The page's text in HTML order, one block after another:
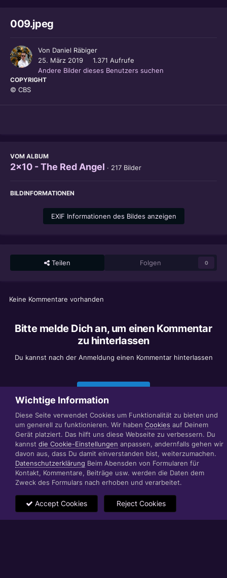
009.jpeg
Von Daniel Räbiger
25. März 2019
1.371 Aufrufe
Andere Bilder dieses Benutzers suchen
COPYRIGHT
© CBS
VOM ALBUM
2x10 - The Red Angel · 217 Bilder
BILDINFORMATIONEN
EXIF Informationen des Bildes anzeigen
Teilen Folgen 0
Keine Kommentare vorhanden
Bitte melde Dich an, um einen Kommentar
zu hinterlassen
Du kannst nach der Anmeldung einen Kommentar hinterlassen
Datenschutzerklärung Impressum
© 1999 - 2022 RÄBIGER IT|WEB|VIDEO|CONSULTING
www.raebiger.pro
Powered by Invision Community
Wichtige Information
Diese Seite verwendet Cookies um Funktionalität zu bieten und
um generell zu funktionieren. Wir haben Cookies auf Deinem
Gerät platziert. Das hilft uns diese Webseite zu verbessern. Du
kannst die Cookie-Einstellungen anpassen, andernfalls gehen wir
davon aus, dass Du damit einverstanden bist, weiterzumachen.
Datenschutzerklärung Beim Abensden von Formularen für
Kontakt, Kommentare, Beiträge usw. werden die Daten dem
Zweck des Formulars nach erhoben und verarbeitet.
Accept Cookies Reject Cookies